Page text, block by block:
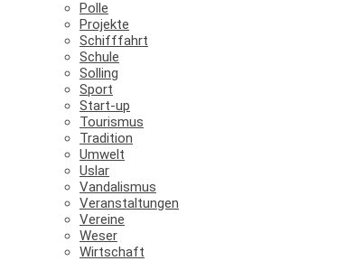
Polle
Projekte
Schifffahrt
Schule
Solling
Sport
Start-up
Tourismus
Tradition
Umwelt
Uslar
Vandalismus
Veranstaltungen
Vereine
Weser
Wirtschaft